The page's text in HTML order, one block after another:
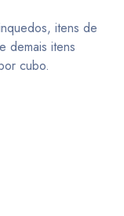
itens de
demais itens
cubo.